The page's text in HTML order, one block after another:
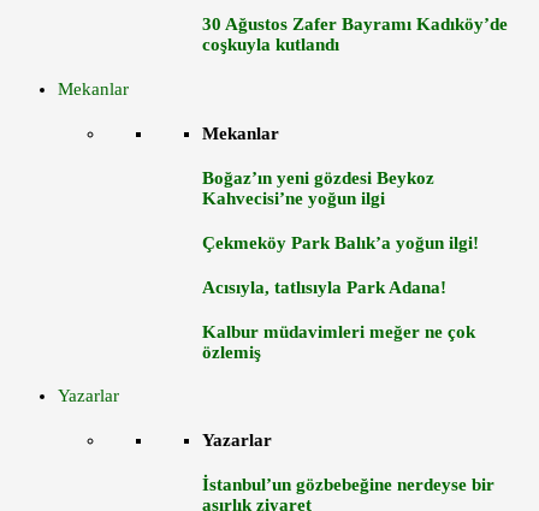
30 Ağustos Zafer Bayramı Kadıköy’de
coşkuyla kutlandı
Mekanlar
Mekanlar
Boğaz’ın yeni gözdesi Beykoz
Kahvecisi’ne yoğun ilgi
Çekmeköy Park Balık’a yoğun ilgi!
Acısıyla, tatlısıyla Park Adana!
Kalbur müdavimleri meğer ne çok
özlemiş
Yazarlar
Yazarlar
İstanbul’un gözbebeğine nerdeyse bir
asırlık ziyaret